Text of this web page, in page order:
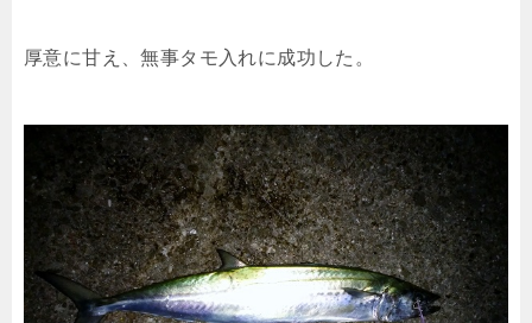
厚意に甘え、無事タモ入れに成功した。